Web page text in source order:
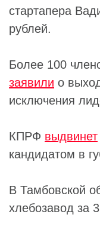
стартапера
рублей.
Более 100
заявили о
исключения
КПРФ выдвинет
кандидатом в
В Тамбовской
хлебозавод за